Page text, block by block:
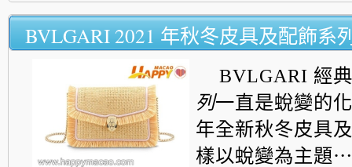
BVLGARI 2021 年秋冬皮具及配飾系
BVLGARI 經
列一直是蛻變的
年全新秋冬皮具
樣以蛻變為主題